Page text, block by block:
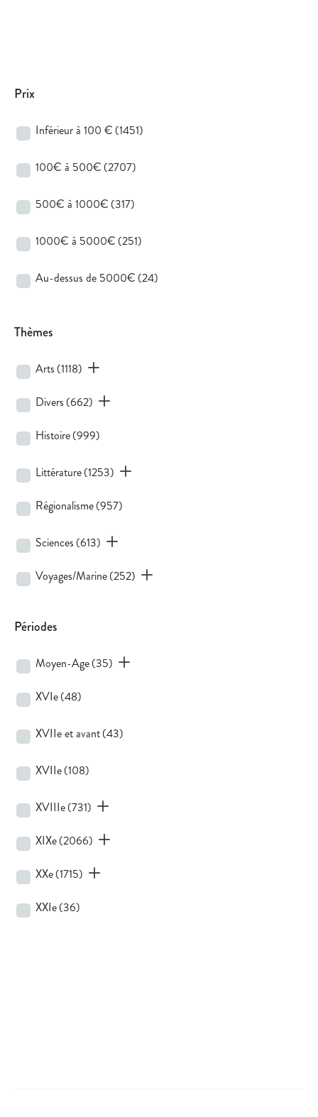
Prix
Inférieur à 100 € (1451)
100€ à 500€ (2707)
500€ à 1000€ (317)
1000€ à 5000€ (251)
Au-dessus de 5000€ (24)
Thèmes
Arts (1118)
Divers (662)
Histoire(999)
Littérature(1253)
Régionalisme(957)
Sciences (613)
Voyages/Marine(252)
Périodes
Moyen-Age(35)
XVIe(48)
XVIIe et avant(43)
XVIIe(108)
XVIIIe(731)
XIXe(2066)
XXe(1715)
XXIe(36)